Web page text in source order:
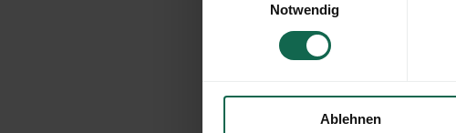
Notwendig
Ablehnen